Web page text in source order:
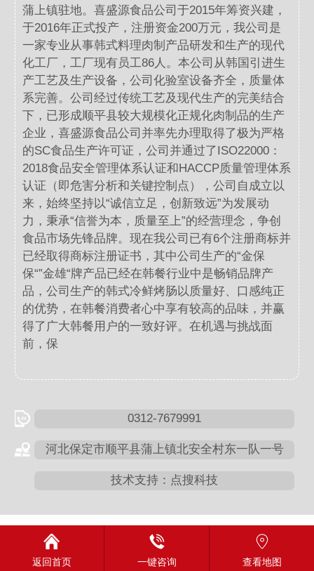
蒲上镇驻地。喜盛源食品公司于2015年筹资兴建，
于2016年正式投产，注册资金200万元，我公司是
一家专业从事韩式料理肉制产品研发和生产的现代
化工厂，工厂现有员工86人。本公司从韩国引进生
产工艺及生产设备，公司化验室设备齐全，质量体
系完善。公司经过传统工艺及现代生产的完美结合
下，已形成顺平县较大规模化正规化肉制品的生产
企业，喜盛源食品公司并率先办理取得了极为严格
的SC食品生产许可证，公司并通过了ISO22000：
2018食品安全管理体系认证和HACCP质量管理体系
认证（即危害分析和关键控制点），公司自成立以
来，始终坚持以“诚信立足，创新致远”为发展动
力，秉承“信誉为本，质量至上”的经营理念，争创
食品市场先锋品牌。现在我公司已有6个注册商标并
已经取得商标注册证书，其中公司生产的“金保
保“”金雄“牌产品已经在韩餐行业中是畅销品牌产
品，公司生产的韩式冷鲜烤肠以质量好、口感纯正
的优势，在韩餐消费者心中享有较高的品味，并赢
得了广大韩餐用户的一致好评。在机遇与挑战面
前，保
0312-7679991
河北保定市顺平县蒲上镇北安全村东一队一号
技术支持：点搜科技
返回首页 一键咨询 查看地图